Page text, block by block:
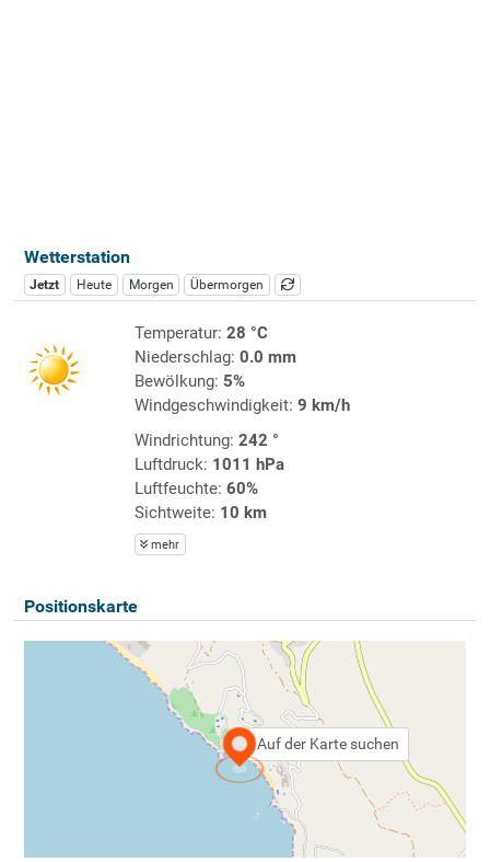
Wetterstation
Jetzt Heute Morgen Übermorgen
Temperatur: 28 °C
Niederschlag: 0.0 mm
Bewölkung: 5%
Windgeschwindigkeit: 9 km/h
Windrichtung: 242 °
Luftdruck: 1011 hPa
Luftfeuchte: 60%
Sichtweite: 10 km
mehr
Positionskarte
Auf der Karte suchen